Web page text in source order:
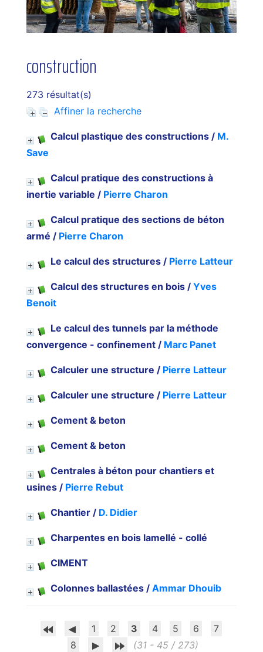
construction
273 résultat(s)
Affiner la recherche
Calcul plastique des constructions/ M.
Save
Calcul pratique des constructions à
inertie variable / Pierre Charon
Calcul pratique des sections de béton
armé / Pierre Charon
Le calcul des structures/ Pierre Latteur
Calcul des structures en bois/ Yves
Benoit
Le calcul des tunnels par la méthode
convergence - confinement/ Marc Panet
Calculer une structure / Pierre Latteur
Calculer une structure / Pierre Latteur
Cement & beton
Cement & beton
Centrales à béton pour chantiers et
usines/ Pierre Rebut
Chantier/ D. Didier
Charpentes en bois lamellé - collé
CIMENT
Colonnes ballastées/ Ammar Dhouib
1 2 3 4 5 6
7
8
(31 - 45 / 273)